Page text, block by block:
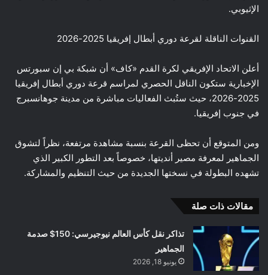
الإثيوبي.
القنوات الناقلة لقرعة دوري أبطال إفريقيا 2025-2026
أعلن الاتحاد الإفريقي لكرة القدم «كاف» أن شبكة بي إن سبورتس
الإخبارية ستكون الناقل الحصري لمراسم قرعة دوري أبطال إفريقيا
2025-2026، حيث ستُبث الفعاليات مباشرة من مدينة جوهانسبرج
في جنوب إفريقيا.
ومن المتوقع أن تحظى القرعة بنسبة مشاهدة مرتفعة، نظراً لتشوق
الجماهير لمعرفة مصير أنديتها، خصوصاً بعد التطور الكبير الذي
تشهده البطولة في نسختها الجديدة من حيث التنظيم والمشاركة.
مقالات ذات صلة
تذاكر نقل كأس العالم نيوجيرسي: 150$ صدمة
الجماهير
يونيو 18, 2026